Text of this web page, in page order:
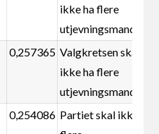
ikke ha flere
utjevningsmandater
0,257365 Valgkretsen skal
ikke ha flere
utjevningsmandater
0,254086 Partiet skal ikke ha